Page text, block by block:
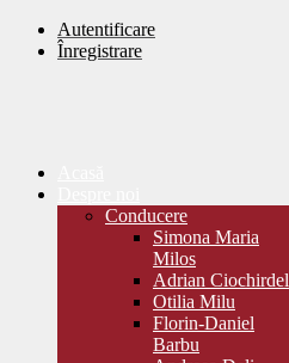
Autentificare
Înregistrare
Conducere
Simona Maria
Milos
Adrian Ciochirdel
Otilia Milu
Florin-Daniel
Barbu